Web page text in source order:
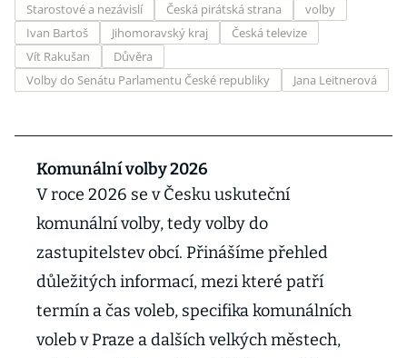
Starostové a nezávislí Česká pirátská strana
volby
Ivan Bartoš
Jihomoravský kraj
Česká televize
Vít Rakušan
Důvěra
Volby do Senátu Parlamentu České republiky
Jana Leitnerová
Komunální volby 2026
V roce 2026 se v Česku uskuteční
komunální volby, tedy volby do
zastupitelstev obcí. Přinášíme přehled
důležitých informací, mezi které patří
termín a čas voleb, specifika komunálních
voleb v Praze a dalších velkých městech,